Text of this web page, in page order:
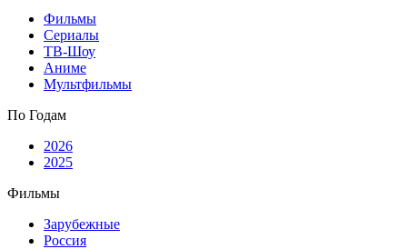
Фильмы
Сериалы
ТВ-Шоу
Аниме
Мультфильмы
По Годам
2026
2025
Фильмы
Зарубежные
Россия